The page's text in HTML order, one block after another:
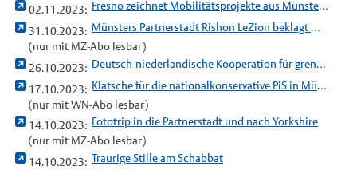
02.11.2023:
Fresno zeichnet Mobilitätsprojekte aus Münster aus
31.10.2023:
Münsters Partnerstadt Rishon LeZion beklagt mittlerweile 51 Tote
(nur mit MZ-Abo lesbar)
26.10.2023:
Deutsch-niederländische Kooperation für grenzüberschreitenden Klimaschutz
17.10.2023:
Klatsche für die nationalkonservative PiS in Münsters Partnerstadt
(nur mit WN-Abo lesbar)
14.10.2023: Fototrip in die Partnerstadt und nach Yorkshire
(nur mit MZ-Abo lesbar)
14.10.2023: Traurige Stille am Schabbat